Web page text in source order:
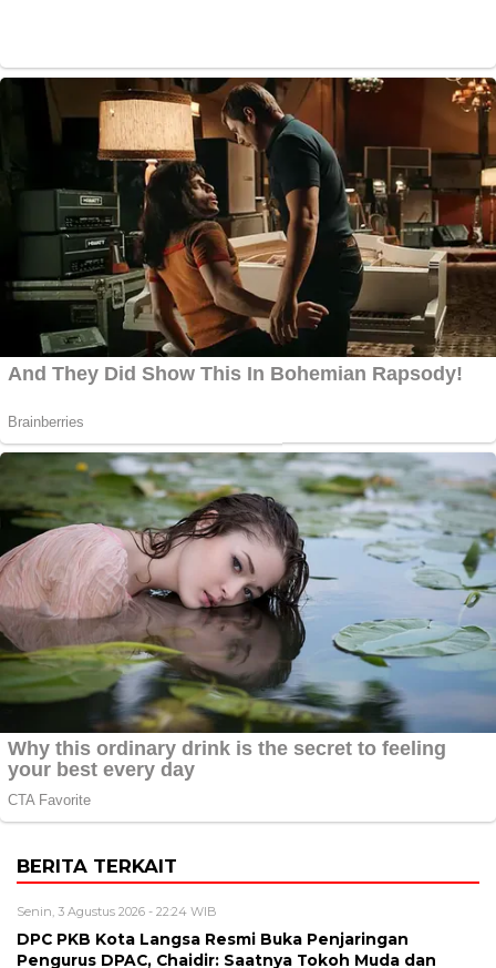
BERITA TERKAIT
Senin, 3 Agustus 2026 - 22:24 WIB
DPC PKB Kota Langsa Resmi Buka Penjaringan
Pengurus DPAC, Chaidir: Saatnya Tokoh Muda dan